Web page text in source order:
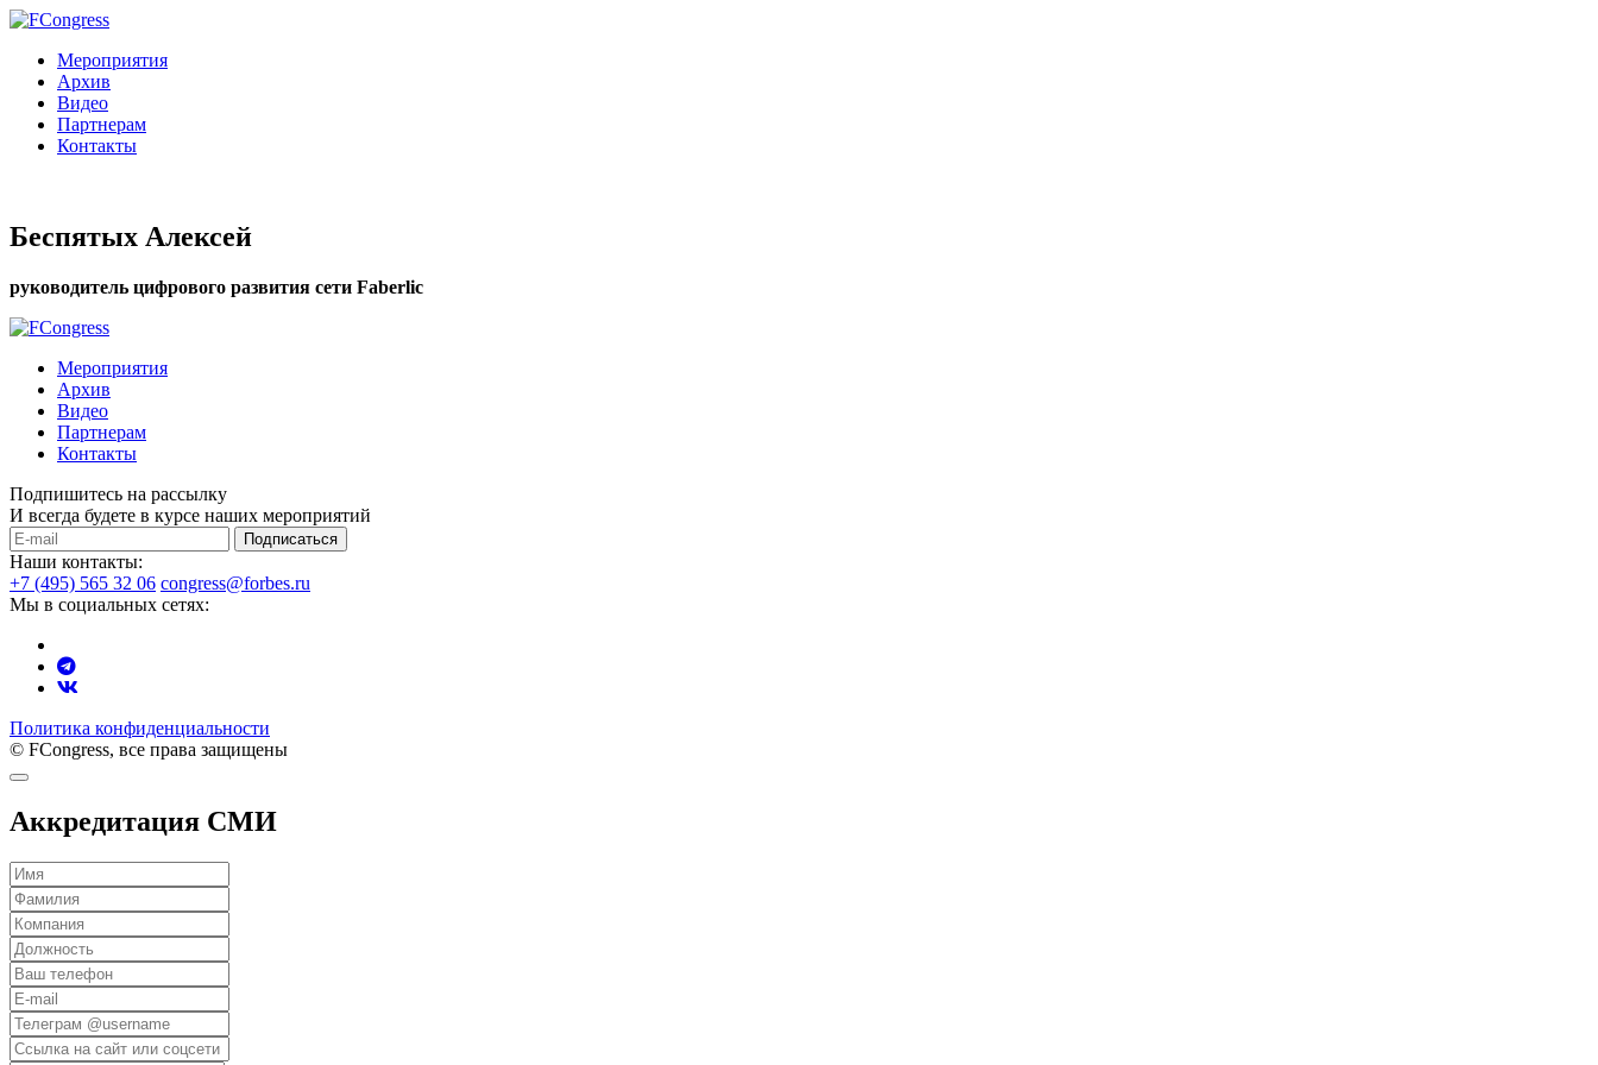
Мероприятия
Архив
Видео
Партнерам
Контакты
Беспятых Алексей
руководитель цифрового развития сети Faberlic
Мероприятия
Архив
Видео
Партнерам
Контакты
Подпишитесь на рассылку
И всегда будете в курсе наших мероприятий
Подписаться
Наши контакты:
+7 (495) 565 32 06 congress@forbes.ru
Мы в социальных сетях:
Политика конфиденциальности
© FCongress, все права защищены
Аккредитация СМИ